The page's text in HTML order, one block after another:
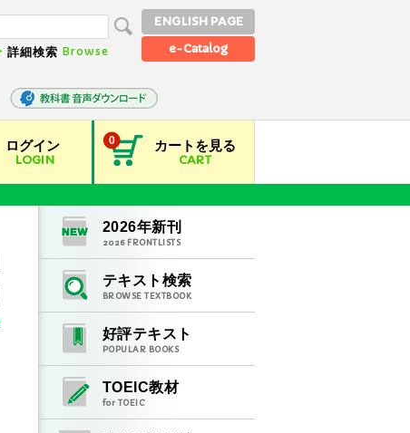
詳細検索 Browse
ENGLISH PAGE
e-Catalog
ログイン
LOGIN
カートを見る
CART
0
2026年新刊
2026FRONTLISTS
テキスト検索
BROWSE TEXTBOOK
好評テキスト
POPULAR BOOKS
TOEIC教材
for TOEIC